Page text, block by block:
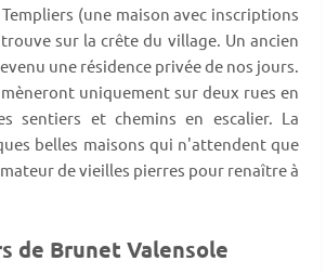
Templiers (une maison avec inscriptions
sur la crête du village. Un ancien
une résidence privée de nos jours.
uniquement sur deux rues en
sentiers et chemins en escalier. La
belles maisons qui n'attendent que
de vieilles pierres pour renaître à
de Brunet Valensole